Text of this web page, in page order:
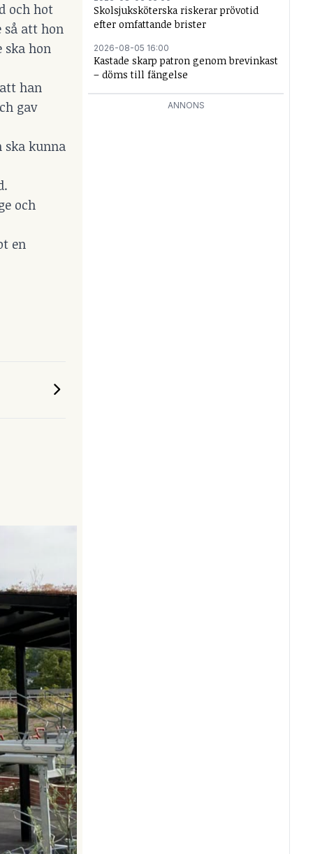
och hot
så att hon
hon
han
gav
ska kunna
och
en
Skolsjuksköterska riskerar prövotid
efter omfattande brister
2026-08-05 16:00
Kastade skarp patron genom brevinkast
– döms till fängelse
ANNONS